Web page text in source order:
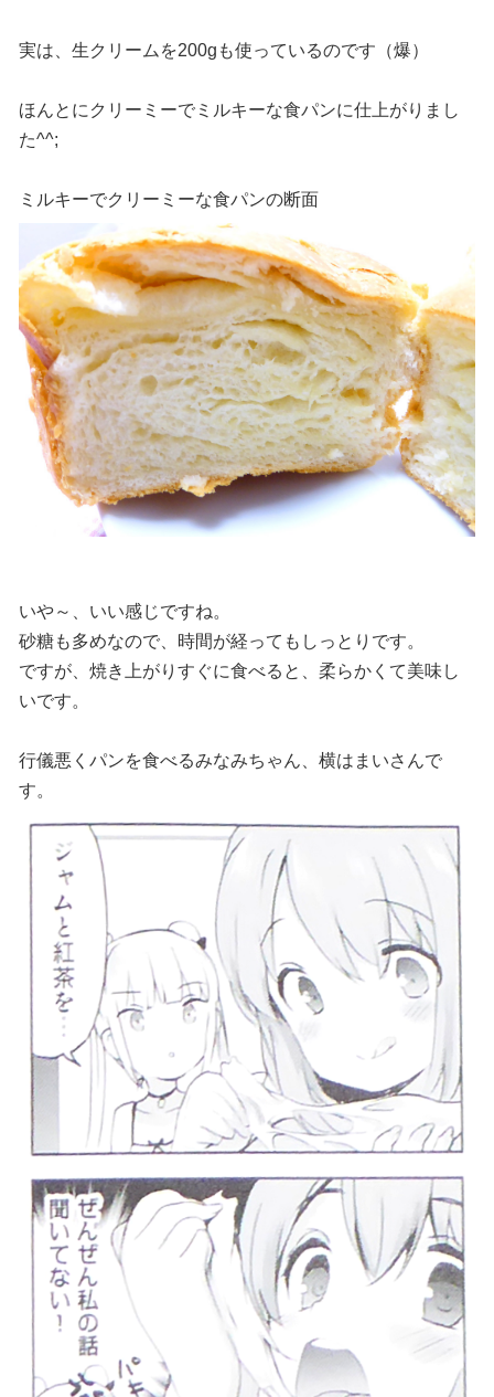
実は、生クリームを200gも使っているのです（爆）
ほんとにクリーミーでミルキーな食パンに仕上がりまし
た^^;
ミルキーでクリーミーな食パンの断面
いや～、いい感じですね。
砂糖も多めなので、時間が経ってもしっとりです。
ですが、焼き上がりすぐに食べると、柔らかくて美味し
いです。
行儀悪くパンを食べるみなみちゃん、横はまいさんで
す。